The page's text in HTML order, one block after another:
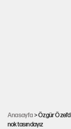
Anasayfa > Özgür
noktasındayız